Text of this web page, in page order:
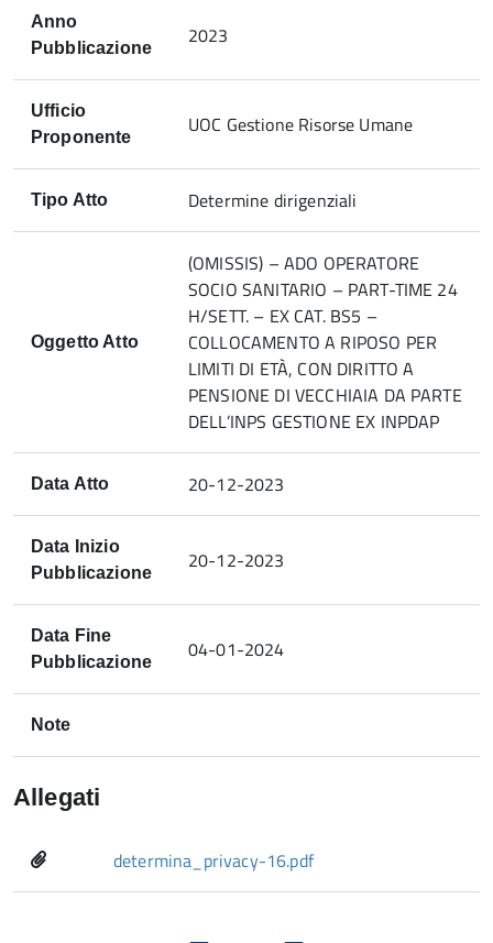
Anno
Pubblicazione
2023
Ufficio
Proponente
UOC Gestione Risorse Umane
Tipo Atto Determine dirigenziali
Oggetto Atto
(OMISSIS) – ADO OPERATORE
SOCIO SANITARIO – PART-TIME 24
H/SETT. – EX CAT. BS5 –
COLLOCAMENTO A RIPOSO PER
LIMITI DI ETÀ, CON DIRITTO A
PENSIONE DI VECCHIAIA DA PARTE
DELL’INPS GESTIONE EX INPDAP
Data Atto 20-12-2023
Data Inizio
Pubblicazione
20-12-2023
Data Fine
Pubblicazione
04-01-2024
Note
Allegati
determina_privacy-16.pdf